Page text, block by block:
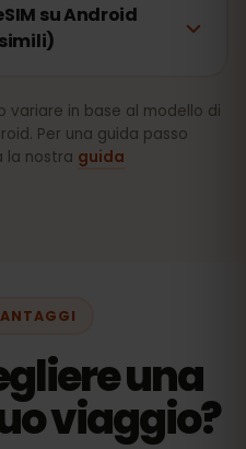
su Android
variare in base al modello di
Per una guida passo
la nostra guida
una
viaggio?